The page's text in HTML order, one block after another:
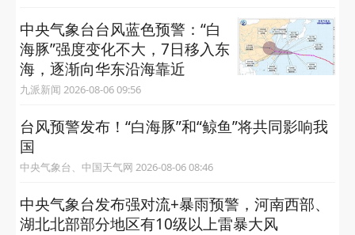
中央气象台台风蓝色预警：“白
海豚”强度变化不大，7日移入东
海，逐渐向华东沿海靠近
九派新闻 2026-08-06 09:56
台风预警发布！“白海豚”和“鲸鱼”将共同影响我
国
中央气象台、中国天气网 2026-08-06 08:46
中央气象台发布强对流+暴雨预警，河南西部、
湖北北部部分地区有10级以上雷暴大风